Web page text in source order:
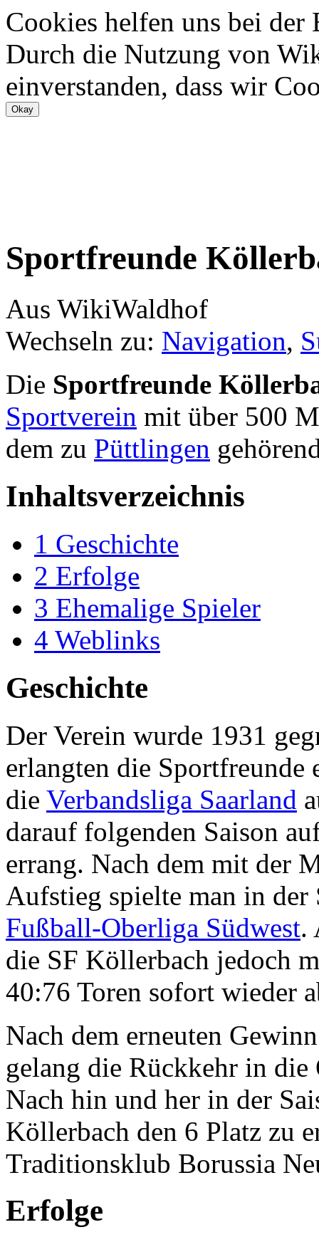
Cookies helfen uns bei
Durch die Nutzung von
einverstanden, dass wir
Sportfreunde
Aus WikiWaldhof
Wechseln zu: Navigation,
Die Sportfreunde
Sportverein mit über 500
dem zu Püttlingen
Inhaltsverzeichnis
1 Geschichte
2 Erfolge
3 Ehemalige Spieler
4 Weblinks
Geschichte
Der Verein wurde 1931
erlangten die Sportfreunde
die Verbandsliga Saarland
darauf folgenden Saison
errang. Nach dem mit der
Aufstieg spielte man in der
Fußball-Oberliga Südwest.
die SF Köllerbach jedoch
40:76 Toren sofort wieder
Nach dem erneuten
gelang die Rückkehr in
Nach hin und her in der
Köllerbach den 6 Platz zu
Traditionsklub Borussia
Erfolge